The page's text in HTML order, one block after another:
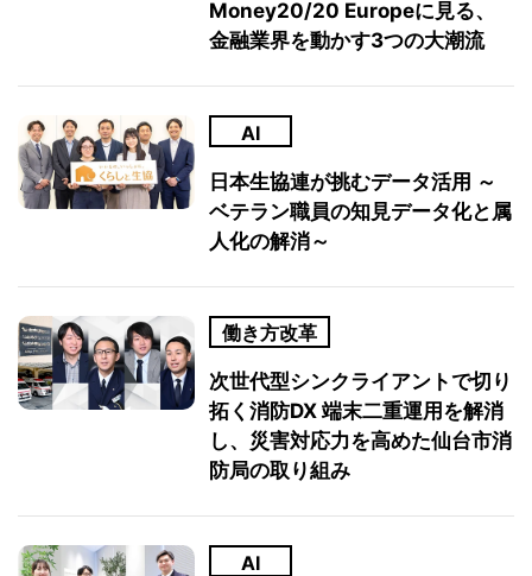
Money20/20 Europeに見る、
金融業界を動かす3つの大潮流
AI
日本生協連が挑むデータ活用 ～
ベテラン職員の知見データ化と属
人化の解消～
働き方改革
次世代型シンクライアントで切り
拓く消防DX 端末二重運用を解消
し、災害対応力を高めた仙台市消
防局の取り組み
AI